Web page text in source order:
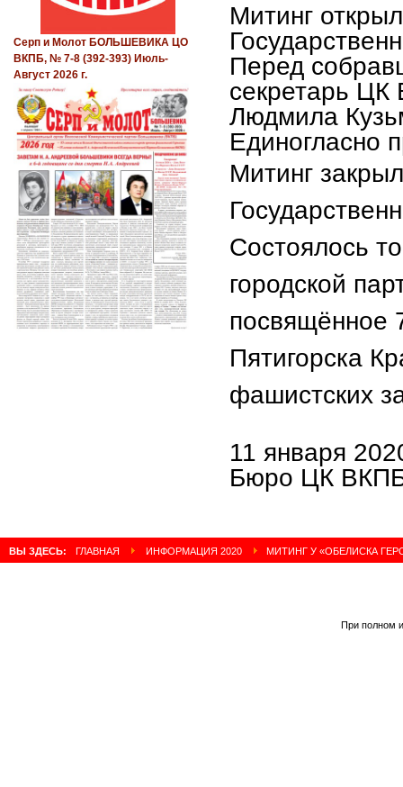
Митинг
Перед
секретарь ЦК
Людмила
Единогласно
Митинг
Состоялось
городской
посвящённое
Пятигорска
фашистских
11 января
Бюро ЦК
Серп и Молот БОЛЬШЕВИКА ЦО
ВКПБ, № 7-8 (392-393) Июль-
Август 2026 г.
ВЫ ЗДЕСЬ: ГЛАВНАЯ ИНФОРМАЦИЯ 2020 МИТИНГ У «ОБЕЛИСКА
При полном